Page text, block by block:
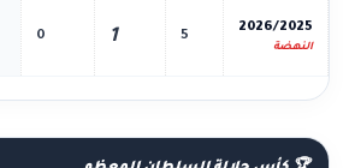
2026/2025
النهضة
5
1
0